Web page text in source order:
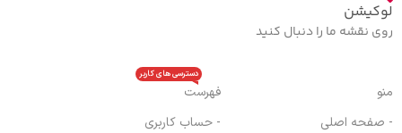
لوکیشن
روی نقشه ما را دنبال کنید
منو
- صفحه اصلی
فهرست
دسترسی های کاربر
- حساب کاربری